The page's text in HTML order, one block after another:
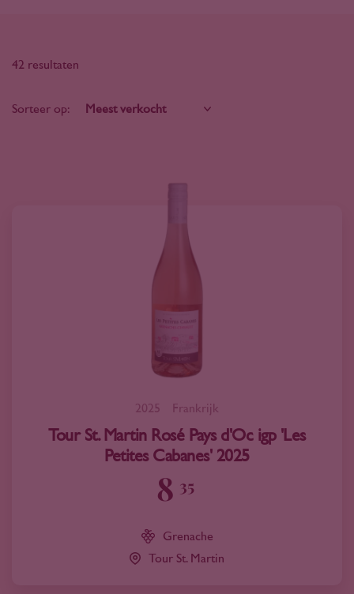
42 resultaten
Sorteer op:
2025 Frankrijk
Tour St. Martin Rosé Pays d'Oc igp 'Les
Petites Cabanes' 2025
8 35
Grenache
Tour St. Martin